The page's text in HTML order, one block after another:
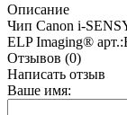
Описание
Чип Canon i-
ELP Imaging®
Отзывов (0)
Написать отзыв
Ваше имя: